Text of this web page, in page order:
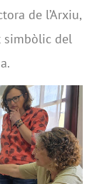
de l’Arxiu,
simbòlic del